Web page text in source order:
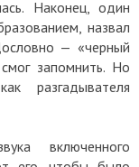
Наконец, один
назвал
— «черный
запомнить. Но
разгадывателя
включенного